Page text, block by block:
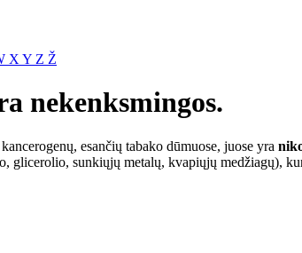
X Y Z Ž
nekenksmingos.
esančių tabako dūmuose, juose yra
glicerolio, sunkiųjų metalų, kvapiųjų medžiagų),